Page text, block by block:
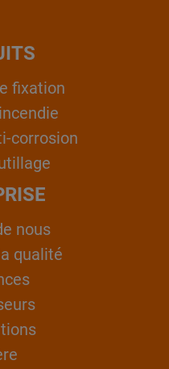
fixation
corrosion
nous
qualité